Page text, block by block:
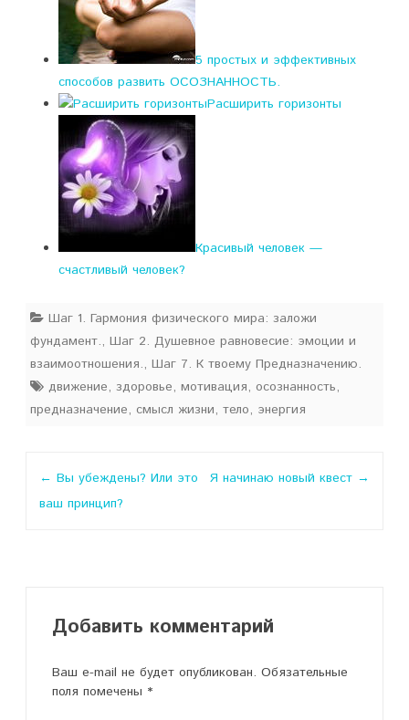
5 простых и эффективных
способов развить ОСОЗНАННОСТЬ.
Расширить горизонты
Красивый человек —
счастливый человек?
Шаг 1. Гармония физического мира: заложи
фундамент., Шаг 2. Душевное равновесие: эмоции и
взаимоотношения., Шаг 7. К твоему Предназначению.
движение, здоровье, мотивация, осознанность,
предназначение, смысл жизни, тело, энергия
← Вы убеждены? Или это
ваш принцип?
Я начинаю новый квест →
Добавить комментарий
Ваш e-mail не будет опубликован. Обязательные
поля помечены *